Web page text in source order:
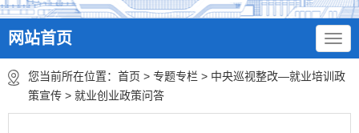
网站首页
您当前所在位置： 首页 > 专题专栏 > 中央巡视整改—就业培训政
策宣传 > 就业创业政策问答